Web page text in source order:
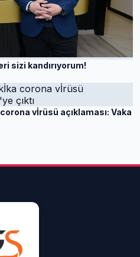
sizi kandırıyorum!
vİrüsü açıklaması: Vaka